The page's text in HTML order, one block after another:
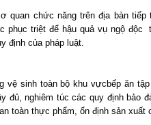
quan chức năng trên địa bàn tiếp
phục triệt để hậu quả vụ ngộ độc
định của pháp luật.
vệ sinh toàn bộ khu vựcbếp ăn
nghiêm túc các quy định bảo
toàn thực phẩm, ổn định sản xuất